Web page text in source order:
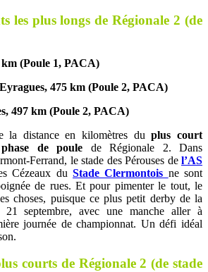
les plus longs de Régionale 2 (de
(Poule 1, PACA)
475 km (Poule 2, PACA)
497 km (Poule 2, PACA)
la distance en kilomètres du plus court
de poule de Régionale 2. Dans
Ferrand, le stade des Pérouses de l’AS
Cézeaux du Stade Clermontois ne sont
de rues. Et pour pimenter le tout, le
choses, puisque ce plus petit derby de la
septembre, avec une manche aller à
journée de championnat. Un défi idéal
courts de Régionale 2 (de stade